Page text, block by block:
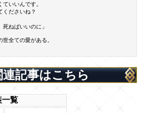
ていいんです。
くださいね？
ばいいのに」
全ての愛がある。
記事はこちら
一覧